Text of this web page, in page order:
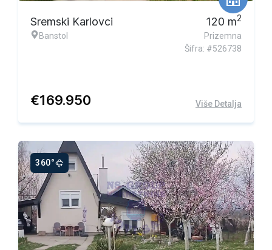
Sremski Karlovci
Banstol
120 m2
Prizemna
Šifra: #526738
€169.950 Više Detalja
360°